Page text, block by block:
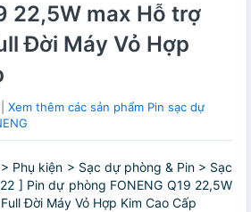
22,5W max Hỗ trợ
Đời Máy Vỏ Hợp
Xem thêm các sản phẩm Pin sạc dự
Phụ kiện > Sạc dự phòng & Pin > Sạc
] Pin dự phòng FONENG Q19 22,5W
Đời Máy Vỏ Hợp Kim Cao Cấp